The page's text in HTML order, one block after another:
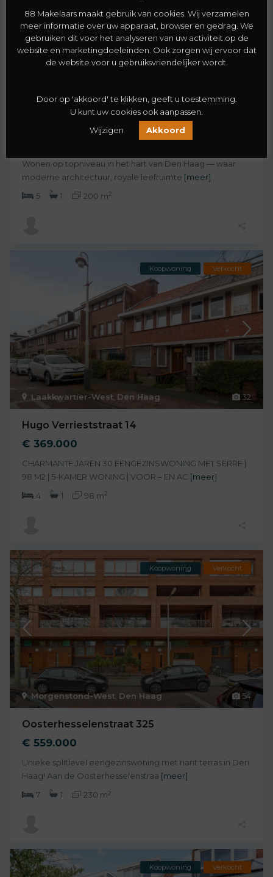
Schildersbuurt-Noord,Den Haag
Van Dijckstraat 84-A
Wonen op topniveau in het hart van Den Haag — waar
moderne architectuur, royale leefruimte [meer]
5
1 200 m2
32
Laakkwartier-West Den Haag
Koopwoning Verkocht
Hugo Verrieststraat 14
€ 369.000
CHARMANTE JAREN 30 EENGEZINSWONING MET SERRE |
98 M2 | 5-KAMER WONING | VOOR – EN AC [meer]
4
1 98 m2
54
Morgenstond-West, Den Haag
Koopwoning Verkocht
Oosterhesselenstraat 325
€ 559.000
Unieke splitlevel eengezinswoning met riant terras in Den
Haag! Aan de Oosterhesselenstraa [meer]
7
1 230 m2
Koopwoning Verkocht
88 Makelaars maakt gebruik van cookies. Wij verzamelen
meer informatie over uw apparaat, browser en gedrag. We
gebruiken dit voor het analyseren van uw activiteit op de
website en marketingdoeleinden. Ook zorgen wij ervoor dat
de website voor u gebruiksvriendelijker wordt.
Door op 'akkoord' te klikken, geeft u toestemming.
U kunt uw cookies ook aanpassen.
Wijzigen
Akkoord